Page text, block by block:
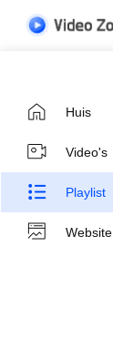
Huis
Video's
Playlist
Website